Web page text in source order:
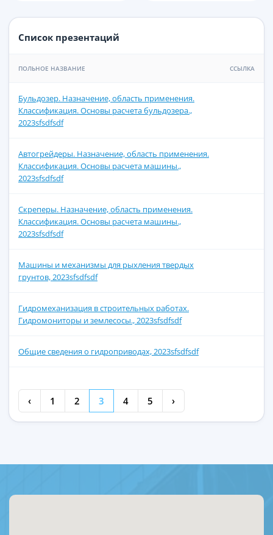
Список презентаций
ПОЛЬНОЕ НАЗВАНИЕ ССЫЛКА
Бульдозер. Назначение, область применения.
Классификация. Основы расчета бульдозера.,
2023sfsdfsdf
Автогрейдеры. Назначение, область применения.
Классификация. Основы расчета машины.,
2023sfsdfsdf
Скреперы. Назначение, область применения.
Классификация. Основы расчета машины.,
2023sfsdfsdf
Машины и механизмы для рыхления твердых
грунтов, 2023sfsdfsdf
Гидромеханизация в строительных работах.
Гидромониторы и землесосы., 2023sfsdfsdf
Общие сведения о гидроприводах, 2023sfsdfsdf
‹ 1 2 3 4 5 ›